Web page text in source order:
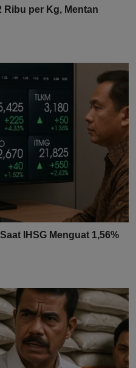
Ribu per Kg, Mentan
IHSG Menguat 1,56%